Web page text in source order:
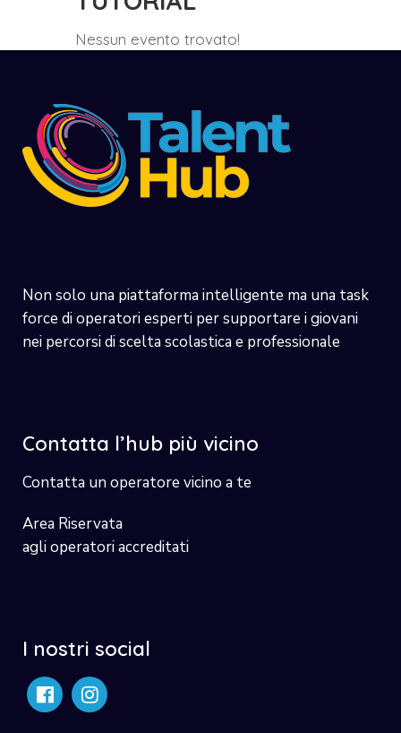
Nessun evento trovato!
Non solo una piattaforma intelligente ma una task
force di operatori esperti per supportare i giovani
nei percorsi di scelta scolastica e professionale
Contatta l’hub più vicino
Contatta un operatore vicino a te
Area Riservata
agli operatori accreditati
I nostri social